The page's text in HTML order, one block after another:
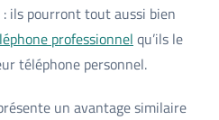
ils pourront tout aussi bien
professionnel qu’ils le
téléphone personnel.
un avantage similaire